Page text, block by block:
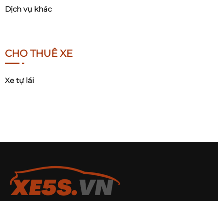
Dịch vụ khác
CHO THUÊ XE
Xe tự lái